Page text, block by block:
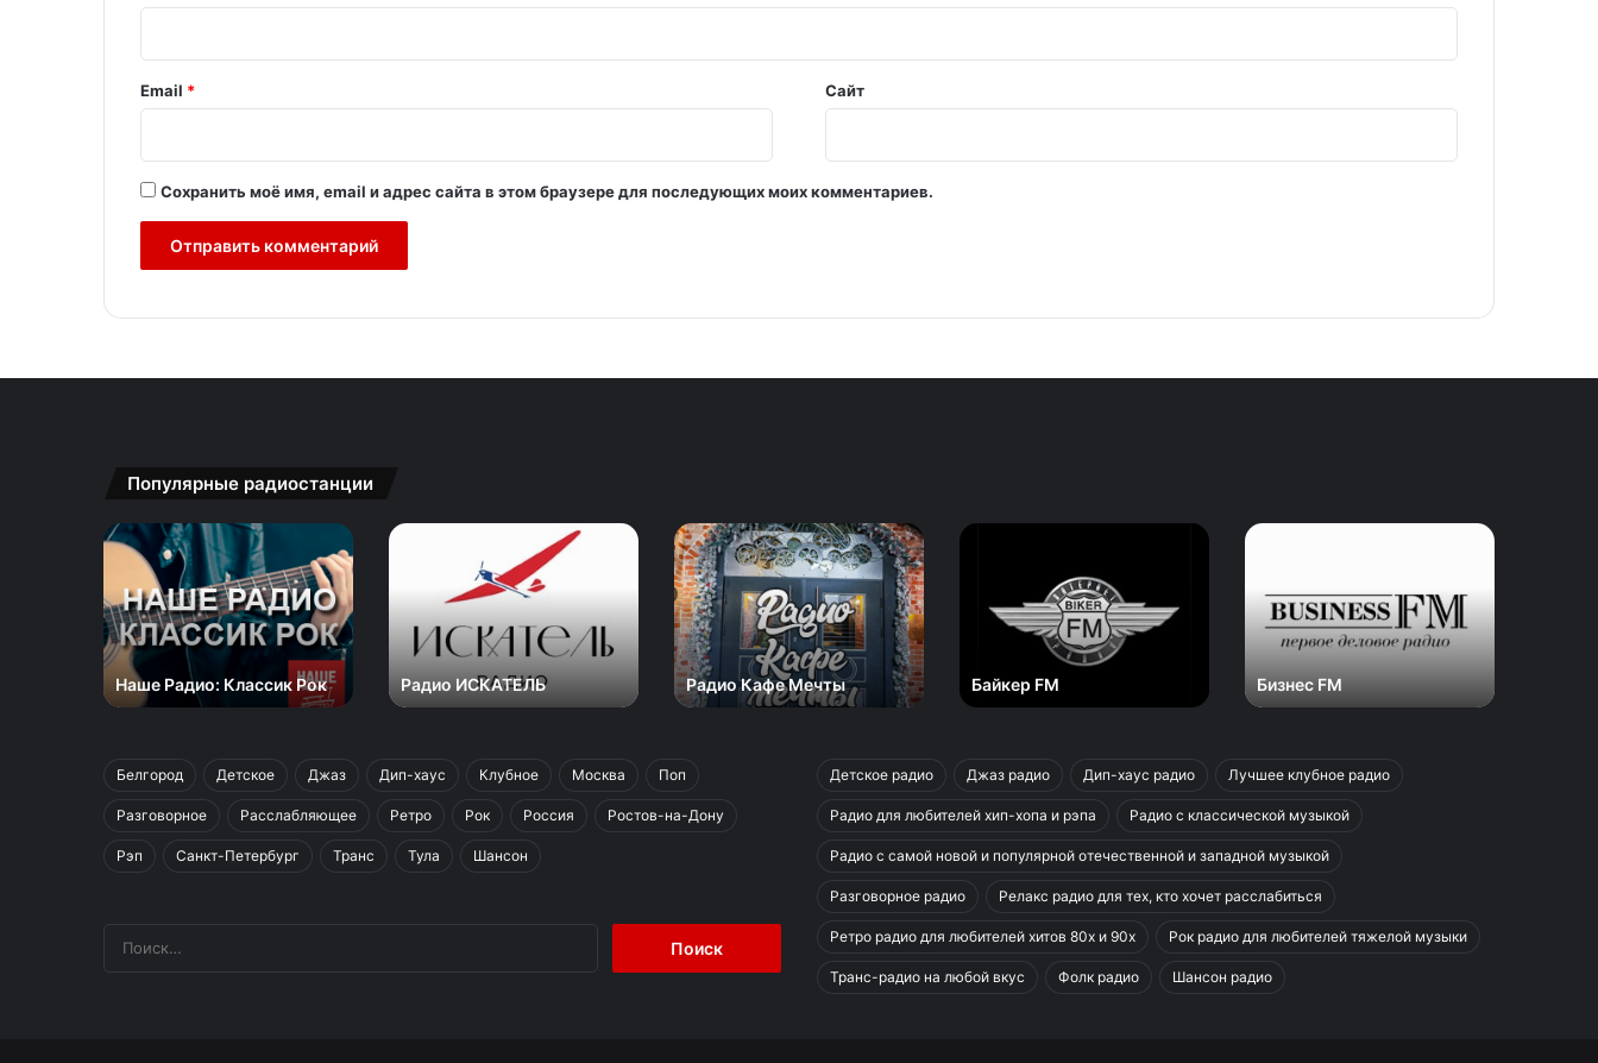
и
й
Email * Сайт
Сохранить моё имя, email и адрес сайта в этом браузере для последующих моих комментариев.
Популярные радиостанции
Наше
Радио:
Классик
Рок
Наше Радио: Классик Рок
Радио
Радио ИСКАТЕЛЬ
Радио
Кафе
Мечты
Радио Кафе Мечты
Байкер
Байкер FM
Бизнес
Бизнес FM
Белгород Детское Джаз Дип-хаус Клубное Москва Поп
Разговорное Расслабляющее Ретро Рок Россия Ростов-на-Дону
Рэп Санкт-Петербург Транс Тула Шансон
Детское радио Джаз радио Дип-хаус радио Лучшее клубное радио
Радио для любителей хип-хопа и рэпа Радио с классической музыкой
Радио с самой новой и популярной отечественной и западной музыкой
Разговорное радио Релакс радио для тех, кто хочет расслабиться
Ретро радио для любителей хитов 80х и 90х Рок радио для любителей тяжелой музыки
Транс-радио на любой вкус Фолк радио Шансон радио